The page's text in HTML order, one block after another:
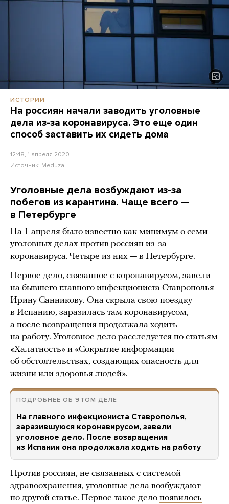
ИСТОРИИ
На россиян начали заводить уголовные
дела из-за коронавируса. Это еще один
способ заставить их сидеть дома
12:48, 1 апреля 2020
Источник: Meduza
Уголовные дела возбуждают из-за
побегов из карантина. Чаще всего —
в Петербурге
На 1 апреля было известно как минимум о семи
уголовных делах против россиян из-за
коронавируса. Четыре из них — в Петербурге.
Первое дело, связанное с коронавирусом, завели
на бывшего главного инфекциониста Ставрополья
Ирину Санникову. Она скрыла свою поездку
в Испанию, заразилась там коронавирусом,
а после возвращения продолжала ходить
на работу. Уголовное дело расследуется по статьям
«Халатность» и «Сокрытие информации
об обстоятельствах, создающих опасность для
жизни или здоровья людей».
ПОДРОБНЕЕ ОБ ЭТОМ ДЕЛЕ
На главного инфекциониста Ставрополья,
заразившуюся коронавирусом, завели
уголовное дело. После возвращения
из Испании она продолжала ходить на работу
Против россиян, не связанных с системой
здравоохранения, уголовные дела возбуждают
по другой статье. Первое такое дело появилось